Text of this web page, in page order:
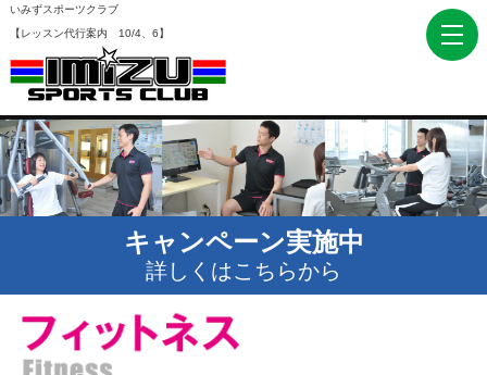
いみずスポーツクラブ
【レッスン代行案内 10/4、6】
キャンペーン実施中
詳しくはこちらから